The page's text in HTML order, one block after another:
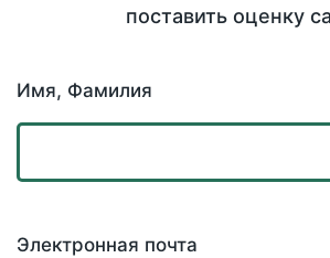
поставить оценку
Имя, Фамилия
Электронная почта